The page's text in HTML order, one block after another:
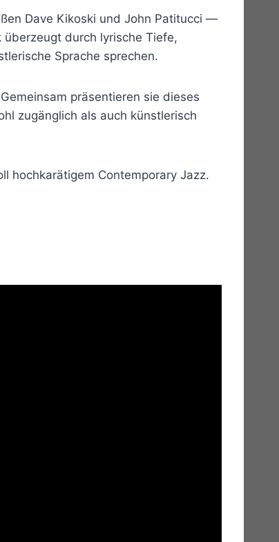
Dave Kikoski und John Patitucci —
durch lyrische Tiefe,
Sprache sprechen.
präsentieren sie dieses
zugänglich als auch künstlerisch
hochkarätigem Contemporary Jazz.